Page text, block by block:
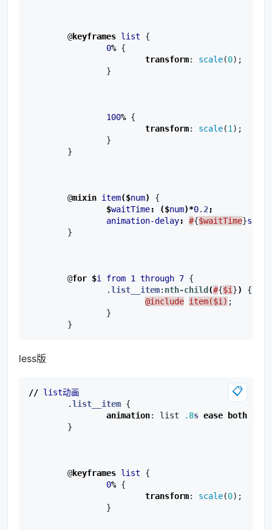
@keyframes list
{
0% {
transform: scale(0);
}
100% {
transform: scale(1 );
}
}
@mixin item($num)
{
$waitTime: ($num)*0. 2;
animation-delay: #{$waitTime}s
}
@for $i from 1 through 7 {
.list__item: nth-child (#{$i })
{
@include item($i) ;
}
}
less版
// list动画
.list__item {
animation: list .8s ease
both
}
@keyframes list
{
0% {
transform: scale(0);
}
📋